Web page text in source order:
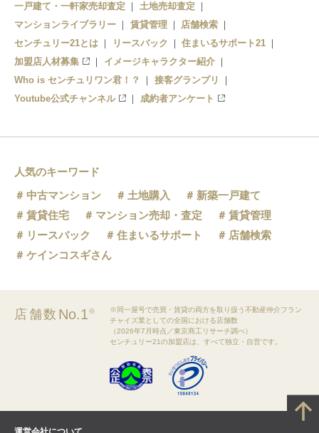
一戸建て・一軒家売却査定
土地売却査定
マンションライブラリー
賃貸管理
店舗検索
センチュリー21とは
リースバック
住まいるサポート21
加盟店人材募集
イメージキャラクター紹介
Who is センチュリワン君！？
接客グランプリ
Youtube公式チャンネル
成約者アンケート
人気のキーワード
中古マンション
土地購入
新築一戸建て
賃貸住宅
マンション売却・査定
賃貸管理
リースバック
住まいるサポート
店舗検索
ケインコスギさん
店舗数 No.1※
※同一屋号で売買・賃貸の両方を取り扱う不動産仲介フラン
チャイズ業としての全国における店舗数
（2026年7月時点／東京商工リサーチ調べ）
センチュリー21の加盟店は、すべて独立・自営です。